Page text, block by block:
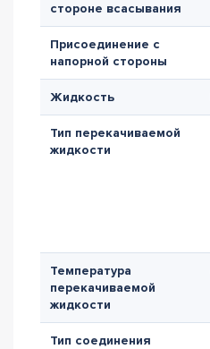
стороне всасывания
Присоединение с
напорной стороны
Жидкость
Тип перекачиваемой
жидкости
Температура
перекачиваемой
жидкости
Тип соединения